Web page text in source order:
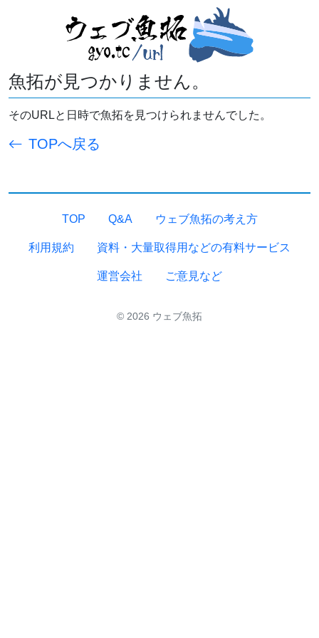
魚拓が見つかりません。
そのURLと日時で魚拓を見つけられませんでした。
TOPへ戻る
TOP Q&A ウェブ魚拓の考え方
利用規約 資料・大量取得用などの有料サービス
運営会社 ご意見など
© 2026 ウェブ魚拓